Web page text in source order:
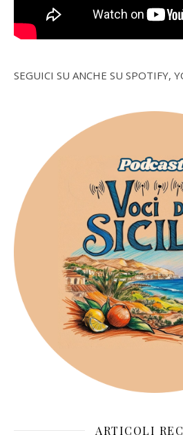
SEGUICI SU ANCHE SU SPOTIFY,
ARTICOLI